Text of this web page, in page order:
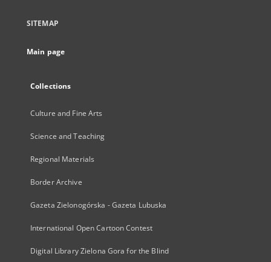
SITEMAP
Main page
Collections
Culture and Fine Arts
Science and Teaching
Regional Materials
Border Archive
Gazeta Zielonogórska - Gazeta Lubuska
International Open Cartoon Contest
Digital Library Zielona Gora for the Blind